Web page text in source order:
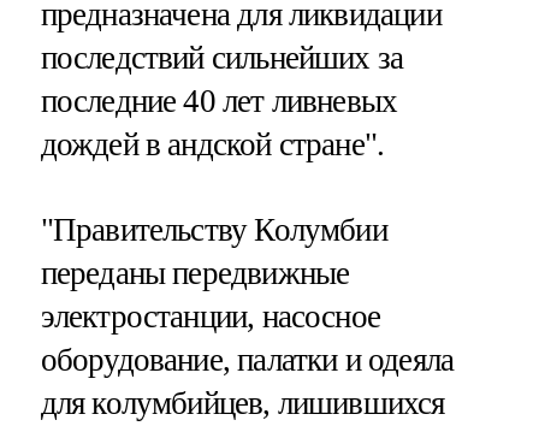
предназначена для ликвидации
последствий сильнейших за
последние 40 лет ливневых
дождей в андской стране".
"Правительству Колумбии
переданы передвижные
электростанции, насосное
оборудование, палатки и одеяла
для колумбийцев, лишившихся